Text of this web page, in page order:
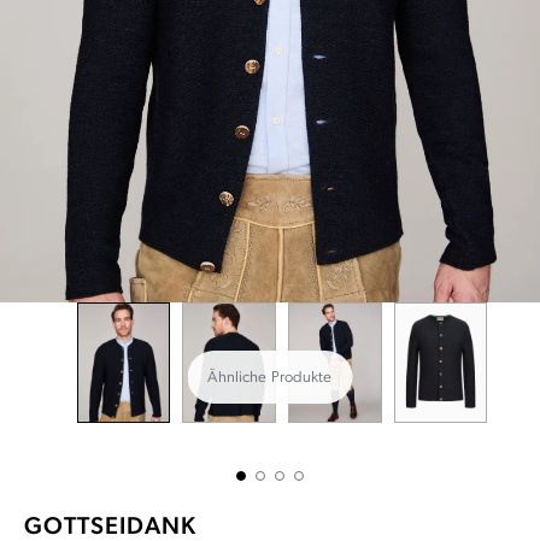
Ähnliche Produkte
GOTTSEIDANK